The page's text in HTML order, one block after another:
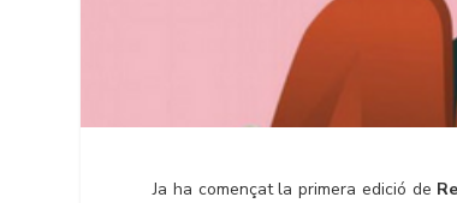
Ja ha començat la primera edició de